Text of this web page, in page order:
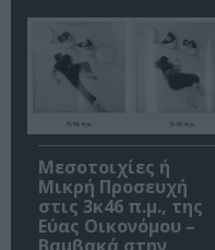
Μεσοτοιχίες ή
Μικρή Προσευχή
στις 3κ46 π.μ., της
Εύας Οικονόμου –